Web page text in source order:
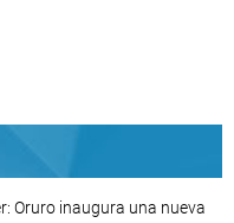
Oruro inaugura una nueva